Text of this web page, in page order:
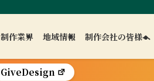
制作業界 地域情報 制作会社の皆様へ
GiveDesign